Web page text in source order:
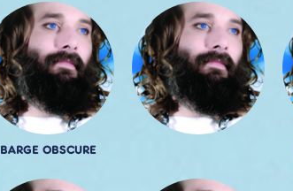
BARGE OBSCURE